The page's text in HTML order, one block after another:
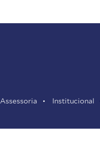
Assessoria Institucional